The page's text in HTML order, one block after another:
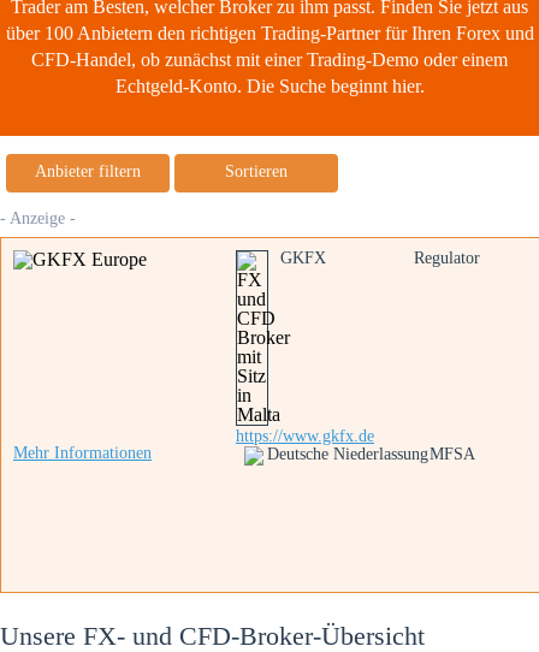
Trader am Besten, welcher Broker zu ihm passt. Finden Sie jetzt aus
über 100 Anbietern den richtigen Trading-Partner für Ihren Forex und
CFD-Handel, ob zunächst mit einer Trading-Demo oder einem
Echtgeld-Konto. Die Suche beginnt hier.
Anbieter filtern Sortieren
- Anzeige -
GKFX
https://www.gkfx.de
Regulator
Mehr Informationen Deutsche NiederlassungMFSA
Unsere FX- und CFD-Broker-Übersicht